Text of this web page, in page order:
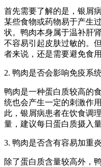
首先需要了解的是，银屑
某些食物或药物易于产生
状。鸭肉本身属于温补肝
不容易引起皮肤过敏的。
者来说，还是需要避免食
2. 鸭肉是否会影响免疫系
鸭肉是一种蛋白质较高的
统也会产生一定的刺激作
此，银屑病患者在饮食调
量，建议每日蛋白质摄入
3. 鸭肉是否含有容易加重
除了蛋白质含量较高外，